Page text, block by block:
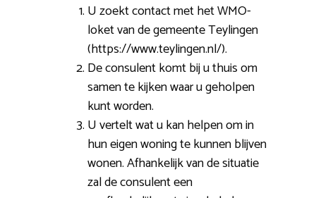
U zoekt contact met het WMO-
loket van de gemeente Teylingen
(https://www.teylingen.nl/).
De consulent komt bij u thuis om
samen te kijken waar u geholpen
kunt worden.
U vertelt wat u kan helpen om in
hun eigen woning te kunnen blijven
wonen. Afhankelijk van de situatie
zal de consulent een